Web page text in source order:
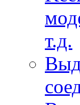
т.д.